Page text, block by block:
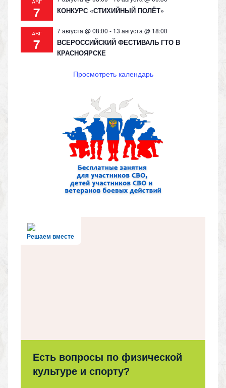
7 КОНКУРС «СТИХИЙНЫЙ ПОЛЁТ»
АВГ
7
7 августа @ 08:00 - 13 августа @ 18:00
ВСЕРОССИЙСКИЙ ФЕСТИВАЛЬ ГТО В
КРАСНОЯРСКЕ
Просмотреть календарь
Решаем вместе
Есть вопросы по физической
культуре и спорту?